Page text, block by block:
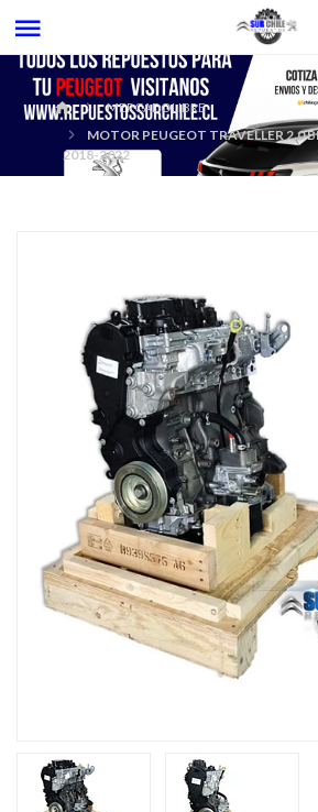
MERCADOLIBRE
MOTOR PEUGEOT TRAVELLER 2.0
2018-2022
Previous